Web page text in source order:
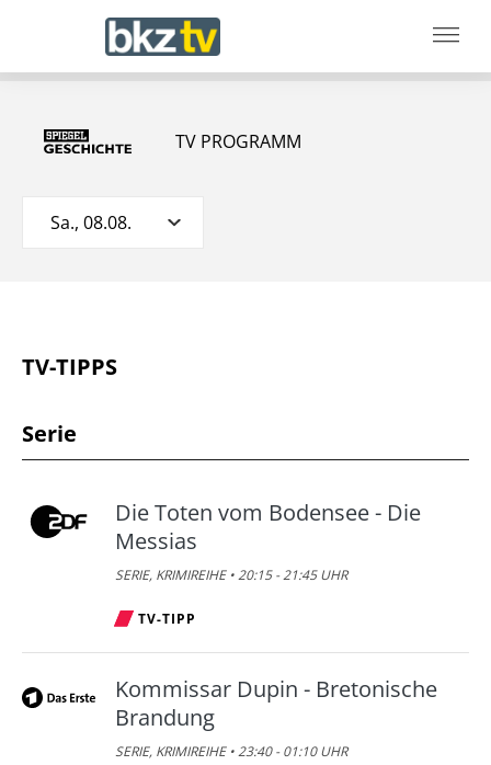
TV PROGRAMM
Sa., 08.08.
TV-TIPPS
Serie
Die Toten vom Bodensee - Die
Messias
SERIE, KRIMIREIHE • 20:15 - 21:45 UHR
TV-TIPP
Kommissar Dupin - Bretonische
Brandung
SERIE, KRIMIREIHE • 23:40 - 01:10 UHR